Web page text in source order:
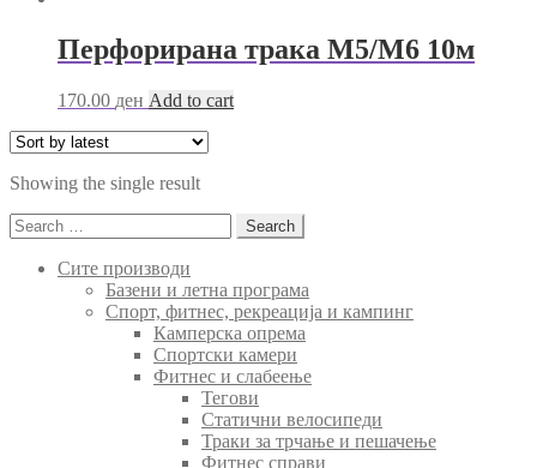
Перфорирана трака М5/М6 10м
170.00 ден Add to cart
Showing the single result
Search
for:
Сите производи
Базени и летна програма
Спорт, фитнес, рекреација и кампинг
Камперска опрема
Спортски камери
Фитнес и слабеење
Тегови
Статични велосипеди
Траки за трчање и пешачење
Фитнес справи